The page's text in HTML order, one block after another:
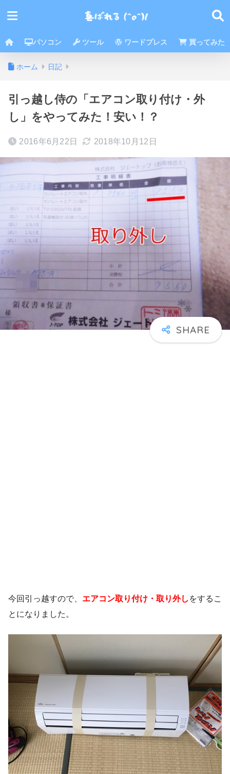
パソコン ツール ワードプレス 買ってみた
ホーム 日記
引っ越し侍の「エアコン取り付け・外
し」をやってみた！安い！？
2016年6月22日 2018年10月12日
今回引っ越すので、 エアコン取り付け・取り外し をするこ
とになりました。